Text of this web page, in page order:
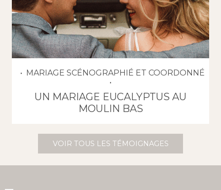
MARIAGE SCÉNOGRAPHIÉ ET COORDONNÉ
UN MARIAGE EUCALYPTUS AU
MOULIN BAS
VOIR TOUS LES TÉMOIGNAGES